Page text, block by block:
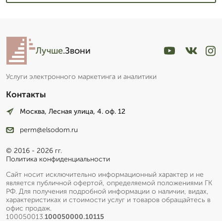
Лучше.Звони
Услуги электронного маркетинга и аналитики
Контакты
Москва, Лесная улица, 4. оф. 12
perm@elsodom.ru
© 2016 - 2026 гг.
Политика конфиденциальности
Сайт носит исключительно информационный характер и не
является публичной офертой, определяемой положениями ГК
РФ. Для получения подробной информации о наличии, видах,
характеристиках и стоимости услуг и товаров обращайтесь в
офис продаж.
100050013.100050000.10115